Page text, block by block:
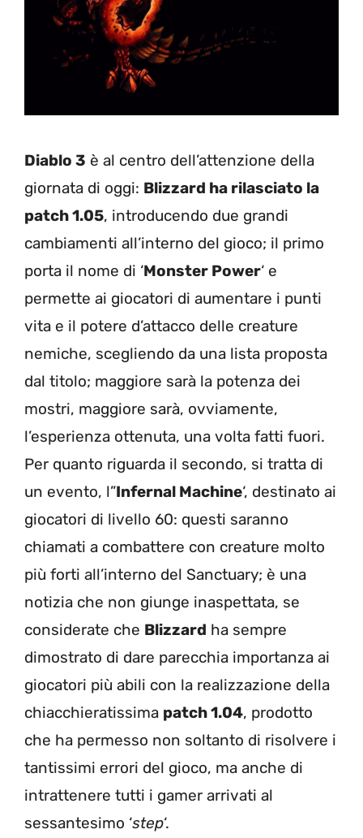
Diablo 3 è al centro dell’attenzione della
giornata di oggi: Blizzard ha rilasciato la
patch 1.05, introducendo due grandi
cambiamenti all’interno del gioco; il primo
porta il nome di ‘Monster Power‘ e
permette ai giocatori di aumentare i punti
vita e il potere d’attacco delle creature
nemiche, scegliendo da una lista proposta
dal titolo; maggiore sarà la potenza dei
mostri, maggiore sarà, ovviamente,
l’esperienza ottenuta, una volta fatti fuori.
Per quanto riguarda il secondo, si tratta di
un evento, l”Infernal Machine‘, destinato ai
giocatori di livello 60: questi saranno
chiamati a combattere con creature molto
più forti all’interno del Sanctuary; è una
notizia che non giunge inaspettata, se
considerate che Blizzard ha sempre
dimostrato di dare parecchia importanza ai
giocatori più abili con la realizzazione della
chiacchieratissima patch 1.04, prodotto
che ha permesso non soltanto di risolvere i
tantissimi errori del gioco, ma anche di
intrattenere tutti i gamer arrivati al
sessantesimo ‘step‘.